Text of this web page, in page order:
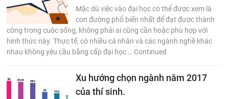
Mặc dù việc vào đại học có thể được xem là
con đường phổ biến nhất để đạt được thành
công trong cuộc sống, không phải ai cũng cần hoặc phù hợp với
hình thức này. Thực tế, có nhiều cá nhân và các ngành nghề khác
nhau không yêu cầu bằng cấp đại học … Continued
Xu hướng chọn ngành năm 2017
của thí sinh.